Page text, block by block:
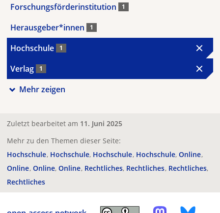
Forschungsförderinstitution 1
Herausgeber*innen 1
Hochschule 1
Verlag 1
Mehr zeigen
Zuletzt bearbeitet am 11. Juni 2025
Mehr zu den Themen dieser Seite:
Hochschule Hochschule Hochschule Hochschule Online
Online Online Online Rechtliches Rechtliches Rechtliches
Rechtliches